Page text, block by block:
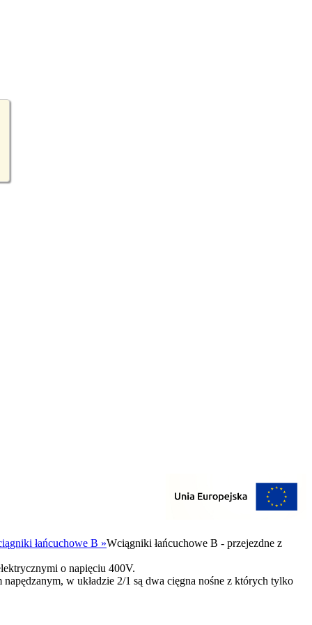
łańcuchowe B »Wciągniki łańcuchowe B - przejezdne z
o napięciu 400V.
w układzie 2/1 są dwa cięgna nośne z których tylko